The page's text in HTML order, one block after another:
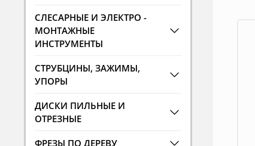
СЛЕСАРНЫЕ И ЭЛЕКТРО -
МОНТАЖНЫЕ
ИНСТРУМЕНТЫ
СТРУБЦИНЫ, ЗАЖИМЫ,
УПОРЫ
ДИСКИ ПИЛЬНЫЕ И
ОТРЕЗНЫЕ
ФРЕЗЫ ПО ДЕРЕВУ